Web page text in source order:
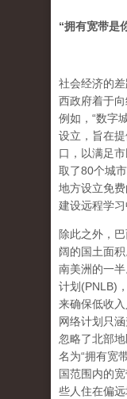
“拥有宽带是
社会经济的
西政府着于向
例如，“数字
设立，旨在
口，以满足
取了80个城
地方设立免
建设远程学习
除此之外，
阔的国土面
南美洲的一
计划(PNLB)
来确保低收
网络计划只
忽略了北部
名为“拥有宽
国范围内的
些人住在偏